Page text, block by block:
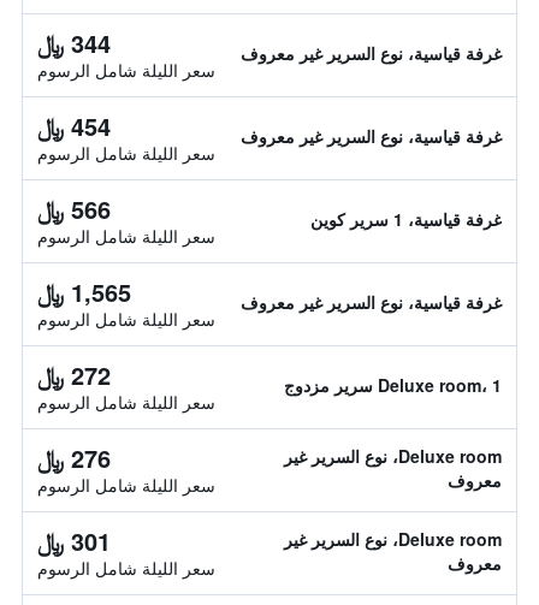
غرفة قياسية، نوع السرير غير معروف 344 ﷼
سعر الليلة شامل الرسوم
غرفة قياسية، نوع السرير غير معروف 454 ﷼
سعر الليلة شامل الرسوم
غرفة قياسية، 1 سرير كوين 566 ﷼
سعر الليلة شامل الرسوم
غرفة قياسية، نوع السرير غير معروف 1,565 ﷼
سعر الليلة شامل الرسوم
Deluxe room، 1 سرير مزدوج 272 ﷼
سعر الليلة شامل الرسوم
Deluxe room، نوع السرير غير
معروف
276 ﷼
سعر الليلة شامل الرسوم
Deluxe room، نوع السرير غير
معروف
301 ﷼
سعر الليلة شامل الرسوم